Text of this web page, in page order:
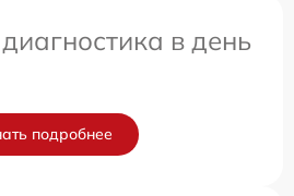
в день
подробнее